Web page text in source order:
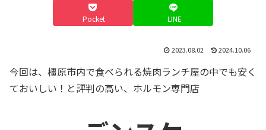
Pocket LINE
2023.08.02 2024.10.06
今回は、橿原市内で食べられる焼肉ランチ屋の中でも安く
ておいしい！と評判の高い、ホルモン専門店